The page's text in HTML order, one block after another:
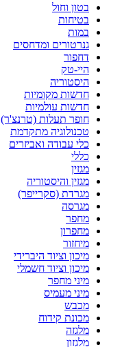
בטון וחול
בטיחות
במות
גנרטורים ומדחסים
דחפור
היי-טק
היסטוריה
חדשות מקומיות
חדשות עולמיות
חופר תעלות (טרנצ'ר)
טכנולוגיה מתקדמת
כלי עבודה ואביזרים
כללי
מגזין
מגזין והיסטוריה
מגרדת (סקרייפר)
מגרסה
מחפר
מחפרון
מיחזור
מיכון וציוד היברידי
מיכון וציוד חשמלי
מיני מחפר
מיני מעמיס
מכבש
מכונת קידוח
מלגזה
מלגזון